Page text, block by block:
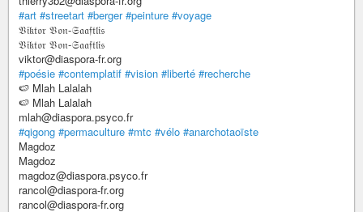
#art #streetart #berger #peinture #voyage
𝔙𝔦𝔨𝔱𝔬𝔯 𝔙𝔬𝔫-𝔖𝔞𝔞𝔣𝔱𝔩𝔦𝔰
𝔙𝔦𝔨𝔱𝔬𝔯 𝔙𝔬𝔫-𝔖𝔞𝔞𝔣𝔱𝔩𝔦𝔰
viktor@diaspora-fr.org
#poésie #contemplatif #vision #liberté #recherche
🍉 Mlah Lalalah
🍉 Mlah Lalalah
mlah@diaspora.psyco.fr
#qigong #permaculture #mtc #vélo #anarchotaoïste
Magdoz
Magdoz
magdoz@diaspora.psyco.fr
rancol@diaspora-fr.org
rancol@diaspora-fr.org